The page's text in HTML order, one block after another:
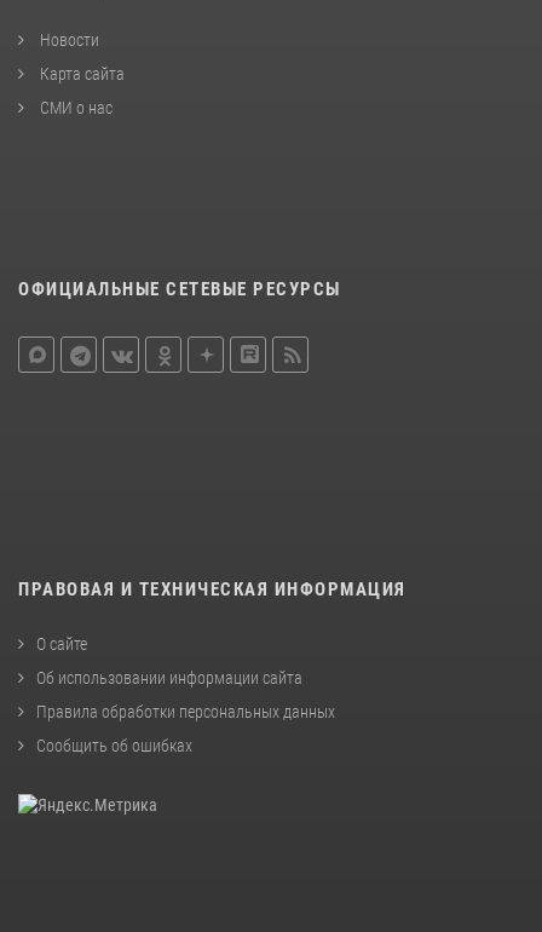
Новости
Карта сайта
СМИ о нас
ОФИЦИАЛЬНЫЕ СЕТЕВЫЕ РЕСУРСЫ
ПРАВОВАЯ И ТЕХНИЧЕСКАЯ ИНФОРМАЦИЯ
О сайте
Об использовании информации сайта
Правила обработки персональных данных
Сообщить об ошибках